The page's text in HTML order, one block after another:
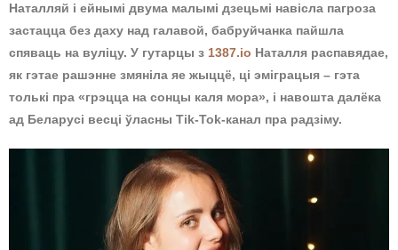
Наталляй і ейнымі двума малымі дзецьмі навісла пагроза
застацца без даху над галавой, бабруйчанка пайшла
спяваць на вуліцу. У гутарцы з 1387.io Наталля распавядае,
як гэтае рашэнне змяніла яе жыццё, ці эміграцыя – гэта
толькі пра «грэцца на сонцы каля мора», і навошта далёка
ад Беларусі весці ўласны Tik-Tok-канал пра радзіму.